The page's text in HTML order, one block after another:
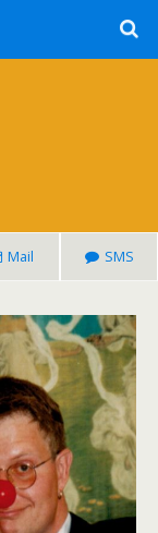
Mail SMS